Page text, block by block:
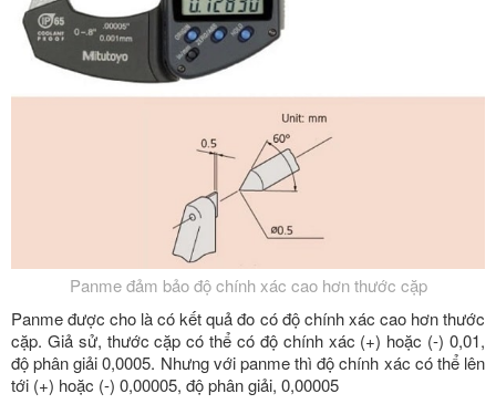
Panme đảm bảo độ chính xác cao hơn thước cặp
Panme được cho là có kết quả đo có độ chính xác cao hơn thước
cặp. Giả sử, thước cặp có thể có độ chính xác (+) hoặc (-) 0,01,
độ phân giải 0,0005. Nhưng với panme thì độ chính xác có thể lên
tới (+) hoặc (-) 0,00005, độ phân giải, 0,00005